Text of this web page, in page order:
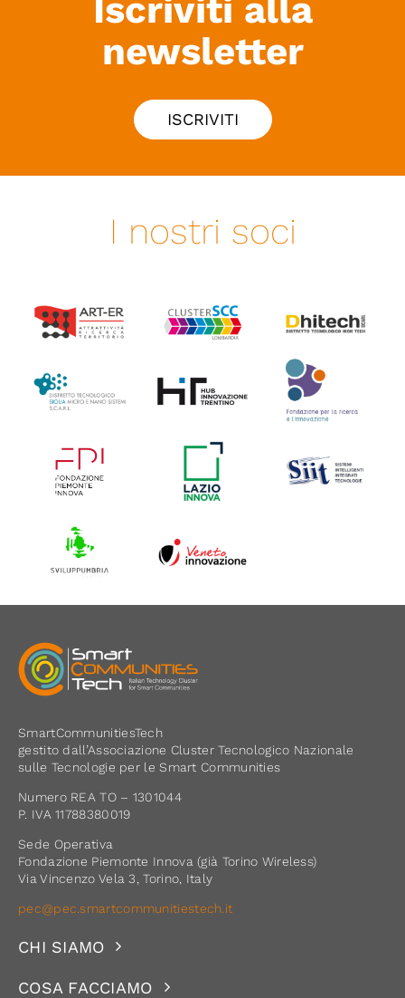
Iscriviti alla
newsletter
ISCRIVITI
I nostri soci
SmartCommunitiesTech
gestito dall’Associazione Cluster Tecnologico Nazionale
sulle Tecnologie per le Smart Communities
Numero REA TO – 1301044
P. IVA 11788380019
Sede Operativa
Fondazione Piemonte Innova (già Torino Wireless)
Via Vincenzo Vela 3, Torino, Italy
pec@pec.smartcommunitiestech.it
CHI SIAMO
COSA FACCIAMO